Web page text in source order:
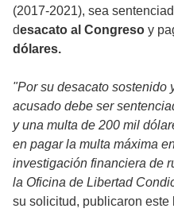
(2017-2021), sea
desacato al Congreso y
dólares.
"Por su desacato sostenido
acusado debe ser
y una multa de 200 mil
en pagar la multa máxima
investigación financiera de
la Oficina de Libertad
su solicitud, publicaron este